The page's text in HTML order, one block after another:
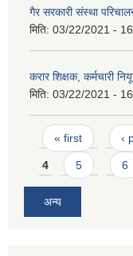
गैर सरकारी संस्था
मिति: 03/22/2021 -
करार शिक्षक, कर्मचारी
मिति: 03/22/2021 -
Pages
« first ‹
4 5 6
अन्य